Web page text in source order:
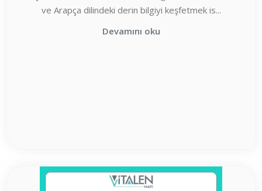
ve Arapça dilindeki derin bilgiyi keşfetmek is...
Devamını oku